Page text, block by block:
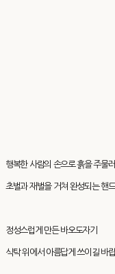
행복한 사람의 손으로 흙을 주물
초벌과 재벌을 거쳐 완성되는 핸
정성스럽게 만든 바오도자기
식탁 위에서 아름답게 쓰이길 바